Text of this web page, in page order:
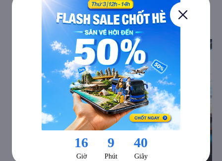
nhất suốt hành trình di chuyển.
b. Hình ảnh xe Bình An Limousine